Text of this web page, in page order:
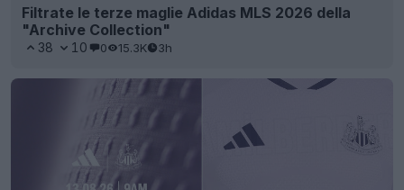
Filtrate le terze maglie Adidas MLS 2026 della
"Archive Collection"
38 10 0 15.3K 3h